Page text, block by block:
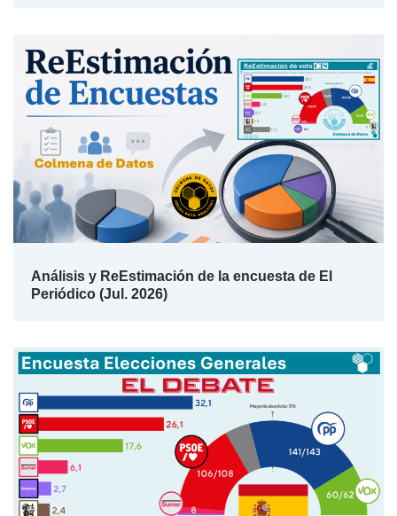
Análisis y ReEstimación de la encuesta de El
Periódico (Jul. 2026)